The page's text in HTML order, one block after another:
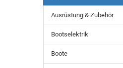
Ausrüstung & Zubehör
Bootselektrik
Boote